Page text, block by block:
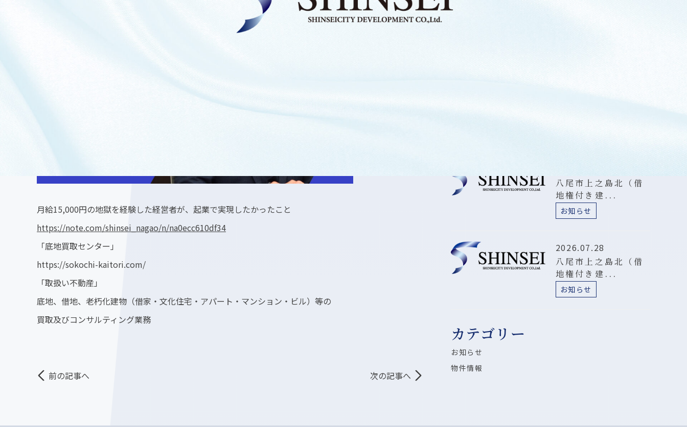
月給15,000円の地獄を経験した経営者が、起業で実現したかったこと
https://note.com/shinsei_nagao/n/na0ecc610df34
「底地買取センター」
https://sokochi-kaitori.com/
「取扱い不動産」
底地、借地、老朽化建物（借家・文化住宅・アパート・マンション・ビル）等の
買取及びコンサルティング業務
前の記事へ 次の記事へ
八尾市上之島北（借
地権付き建...
お知らせ
2026.07.28
八尾市上之島北（借
地権付き建...
お知らせ
カテゴリー
お知らせ
物件情報